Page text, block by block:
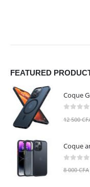
FEATURED
12 500
out of
8 000CFA